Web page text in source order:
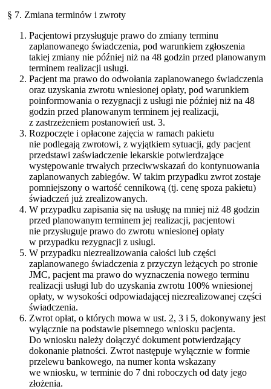
§ 7. Zmiana terminów i zwroty
Pacjentowi przysługuje prawo do zmiany terminu
zaplanowanego świadczenia, pod warunkiem zgłoszenia
takiej zmiany nie później niż na 48 godzin przed planowanym
terminem realizacji usługi.
Pacjent ma prawo do odwołania zaplanowanego świadczenia
oraz uzyskania zwrotu wniesionej opłaty, pod warunkiem
poinformowania o rezygnacji z usługi nie później niż na 48
godzin przed planowanym terminem jej realizacji,
z zastrzeżeniem postanowień ust. 3.
Rozpoczęte i opłacone zajęcia w ramach pakietu
nie podlegają zwrotowi, z wyjątkiem sytuacji, gdy pacjent
przedstawi zaświadczenie lekarskie potwierdzające
występowanie trwałych przeciwwskazań do kontynuowania
zaplanowanych zabiegów. W takim przypadku zwrot zostaje
pomniejszony o wartość cennikową (tj. cenę spoza pakietu)
świadczeń już zrealizowanych.
W przypadku zapisania się na usługę na mniej niż 48 godzin
przed planowanym terminem jej realizacji, pacjentowi
nie przysługuje prawo do zwrotu wniesionej opłaty
w przypadku rezygnacji z usługi.
W przypadku niezrealizowania całości lub części
zaplanowanego świadczenia z przyczyn leżących po stronie
JMC, pacjent ma prawo do wyznaczenia nowego terminu
realizacji usługi lub do uzyskania zwrotu 100% wniesionej
opłaty, w wysokości odpowiadającej niezrealizowanej części
świadczenia.
Zwrot opłat, o których mowa w ust. 2, 3 i 5, dokonywany jest
wyłącznie na podstawie pisemnego wniosku pacjenta.
Do wniosku należy dołączyć dokument potwierdzający
dokonanie płatności. Zwrot następuje wyłącznie w formie
przelewu bankowego, na numer konta wskazany
we wniosku, w terminie do 7 dni roboczych od daty jego
złożenia.